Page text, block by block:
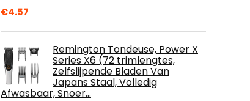
€4.57
Remington Tondeuse, Power X
Series X6 (72 trimlengtes,
Zelfslijpende Bladen Van
Japans Staal, Volledig
Afwasbaar, Snoer…